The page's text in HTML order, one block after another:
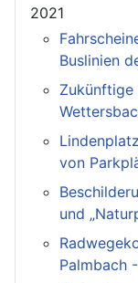
2021
Buslinien
Zukünftige
von
und
Palmbach